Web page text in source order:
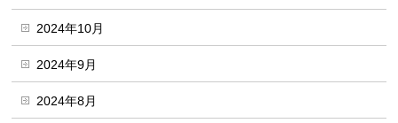
2024年10月
2024年9月
2024年8月